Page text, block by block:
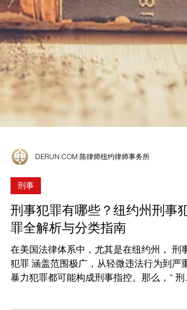
DERUN.COM 陈律师纽约律师事务所
刑事
刑事犯罪有哪些？纽约州刑事犯
罪全解析与分类指南